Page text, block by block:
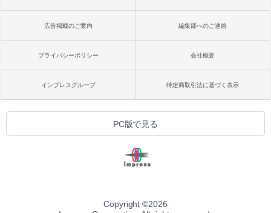
広告掲載のご案内 編集部へのご連絡
プライバシーポリシー 会社概要
インプレスグループ 特定商取引法に基づく表示
PC版で見る
Copyright ©2026